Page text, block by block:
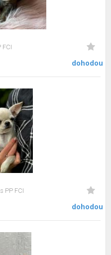
FCI
dohodou
s PP FCI
dohodou